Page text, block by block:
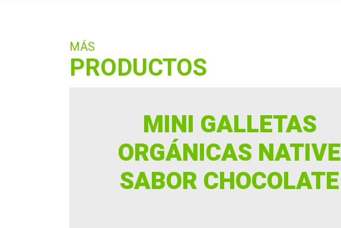
MÁS
PRODUCTOS
MINI GALLETAS
ORGÁNICAS NATIVE
SABOR CHOCOLATE